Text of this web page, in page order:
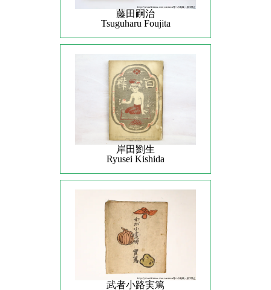
藤田嗣治
Tsuguharu Foujita
岸田劉生
Ryusei Kishida
武者小路実篤